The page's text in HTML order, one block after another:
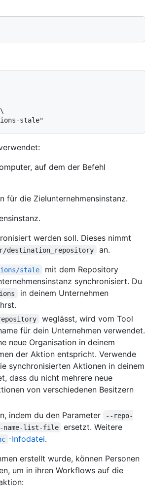
auf dem der Befehl
für die Zielunternehmensinstanz.
werden soll. Dieses nimmt
destination_repository
an.
stale mit dem Repository
synchronisiert. Du
in deinem Unternehmen
weglässt, wird vom Tool
für dein Unternehmen verwendet.
neue Organisation in deinem
der Aktion entspricht. Verwende
synchronisierten Aktionen in deinem
dass du nicht mehrere neue
von verschiedenen Besitzern
indem du den Parameter
--repo-
name-list-file
ersetzt. Weitere
-Infodatei.
erstellt wurde, können Personen
um in ihren Workflows auf die